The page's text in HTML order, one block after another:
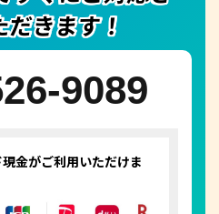
だきます！
9089
現金がご利用いただけま